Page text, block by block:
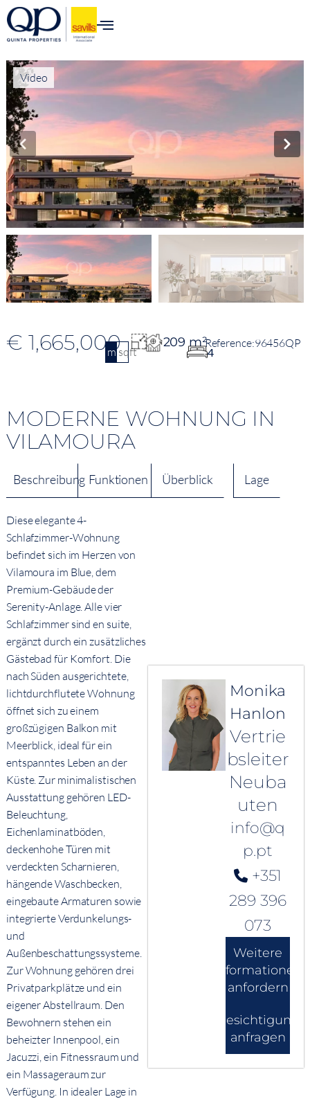
Video
€ 1,665,000
m2sqft
209 m²
4
96456QP
MODERNE WOHNUNG IN
VILAMOURA
Beschreibung Funktionen Überblick Lage
Diese elegante 4-
Schlafzimmer-Wohnung
befindet sich im Herzen von
Vilamoura im Blue, dem
Premium-Gebäude der
Serenity-Anlage. Alle vier
Schlafzimmer sind en suite,
ergänzt durch ein zusätzliches
Gästebad für Komfort. Die
nach Süden ausgerichtete,
lichtdurchflutete Wohnung
öffnet sich zu einem
großzügigen Balkon mit
Meerblick, ideal für ein
entspanntes Leben an der
Küste. Zur minimalistischen
Ausstattung gehören LED-
Beleuchtung,
Eichenlaminatböden,
deckenhohe Türen mit
verdeckten Scharnieren,
hängende Waschbecken,
eingebaute Armaturen sowie
integrierte Verdunkelungs-
und
Außenbeschattungssysteme.
Zur Wohnung gehören drei
Privatparkplätze und ein
eigener Abstellraum. Den
Bewohnern stehen ein
beheizter Innenpool, ein
Jacuzzi, ein Fitnessraum und
ein Massageraum zur
Verfügung. In idealer Lage in
Monika
Hanlon
Vertrie
bsleiter
Neuba
uten
info@q
p.pt
+351
289 396
073
Weitere
Informationen
anfordern
Besichtigung
anfragen